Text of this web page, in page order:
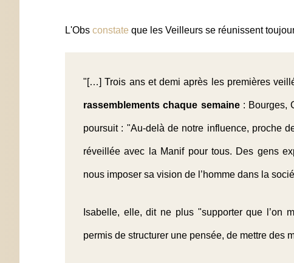
L'Obs constate que les Veilleurs se réunissent
"[…] Trois ans et demi après les premières
rassemblements chaque semaine: Bourges,
poursuit : "Au-delà de notre influence, proche
réveillée avec la Manif pour tous. Des gens
nous imposer sa vision de l’homme dans la
Isabelle, elle, dit ne plus "supporter que l’on
permis de structurer une pensée, de mettre des